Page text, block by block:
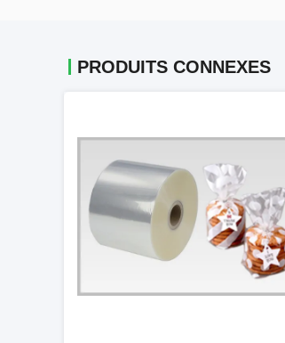
PRODUITS CONNEXES